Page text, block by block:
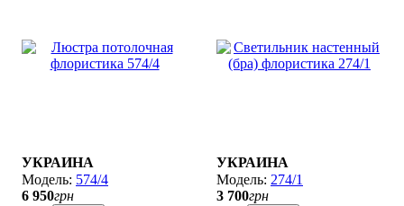
УКРАИНА
574/4
6 950грн
УКРАИНА
274/1
3 700грн